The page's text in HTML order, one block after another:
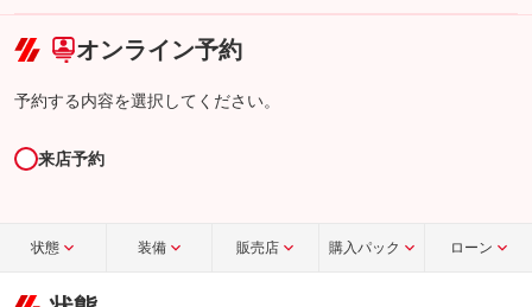
こちら
オンライン予約
予約する内容を選択してください。
来店予約
状態 装備 販売店 購入パック ローン